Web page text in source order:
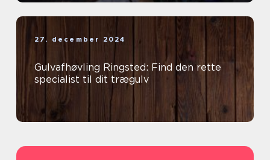
27. december 2024
Gulvafhøvling Ringsted: Find den rette
specialist til dit trægulv